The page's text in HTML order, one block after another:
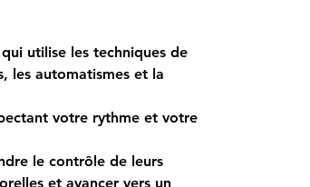
utilise les techniques de
les automatismes et la
votre rythme et votre
le contrôle de leurs
et avancer vers un